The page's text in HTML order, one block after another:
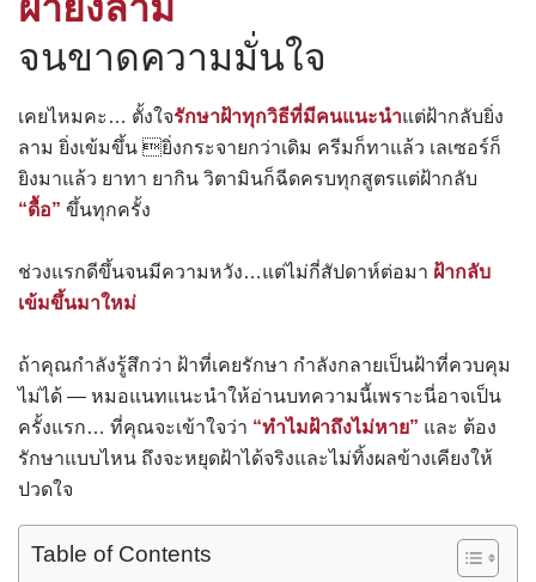
จนขาดความมั่นใจ
เคยไหมคะ… ตั้งใจรักษาฝ้าทุกวิธีที่มีคนแนะนำแต่ฝ้ากลับยิ่ง
ลาม ยิ่งเข้มขึ้น ยิ่งกระจายกว่าเดิม ครีมก็ทาแล้ว เลเซอร์ก็
ยิงมาแล้ว ยาทา ยากิน วิตามินก็ฉีดครบทุกสูตรแต่ฝ้ากลับ
“ดื้อ” ขึ้นทุกครั้ง
ช่วงแรกดีขึ้นจนมีความหวัง…แต่ไม่กี่สัปดาห์ต่อมา ฝ้ากลับ
เข้มขึ้นมาใหม่
ถ้าคุณกำลังรู้สึกว่า ฝ้าที่เคยรักษา กำลังกลายเป็นฝ้าที่ควบคุม
ไม่ได้ — หมอแนทแนะนำให้อ่านบทความนี้เพราะนี่อาจเป็น
ครั้งแรก… ที่คุณจะเข้าใจว่า “ทำไมฝ้าถึงไม่หาย” และ ต้อง
รักษาแบบไหน ถึงจะหยุดฝ้าได้จริงและไม่ทิ้งผลข้างเคียงให้
ปวดใจ
Table of Contents